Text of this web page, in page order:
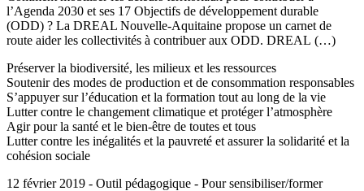
l’Agenda 2030 et ses 17 Objectifs de développement durable
(ODD) ? La DREAL Nouvelle-Aquitaine propose un carnet de
route aider les collectivités à contribuer aux ODD. DREAL (…)
Préserver la biodiversité, les milieux et les ressources
Soutenir des modes de production et de consommation responsables
S’appuyer sur l’éducation et la formation tout au long de la vie
Lutter contre le changement climatique et protéger l’atmosphère
Agir pour la santé et le bien-être de toutes et tous
Lutter contre les inégalités et la pauvreté et assurer la solidarité et la
cohésion sociale
12 février 2019 - Outil pédagogique - Pour sensibiliser/former